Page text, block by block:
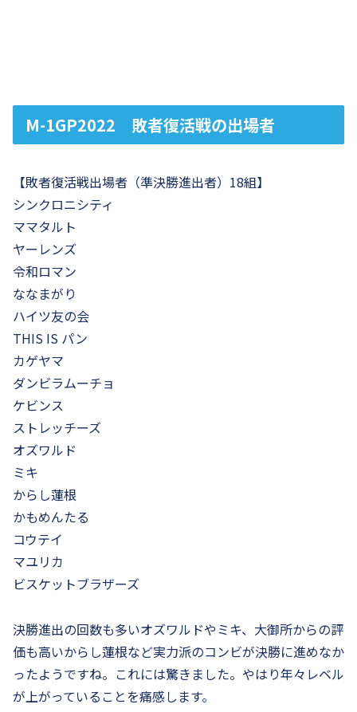
M-1GP2022 敗者復活戦の出場者
【敗者復活戦出場者（準決勝進出者）18組】
シンクロニシティ
ママタルト
ヤーレンズ
令和ロマン
ななまがり
ハイツ友の会
THIS IS パン
カゲヤマ
ダンビラムーチョ
ケビンス
ストレッチーズ
オズワルド
ミキ
からし蓮根
かもめんたる
コウテイ
マユリカ
ビスケットブラザーズ
決勝進出の回数も多いオズワルドやミキ、大御所からの評
価も高いからし蓮根など実力派のコンビが決勝に進めなか
ったようですね。これには驚きました。やはり年々レベル
が上がっていることを痛感します。